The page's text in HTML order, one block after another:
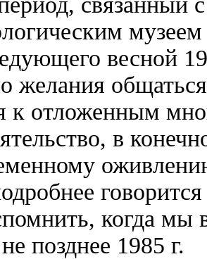
весной
желания
к отложенным
в
когда мы
позднее 1985 г.